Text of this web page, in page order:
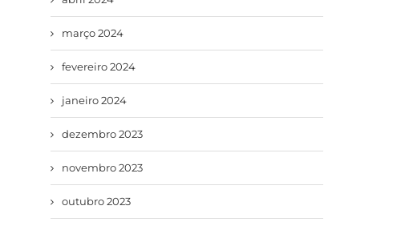
março 2024
fevereiro 2024
janeiro 2024
dezembro 2023
novembro 2023
outubro 2023